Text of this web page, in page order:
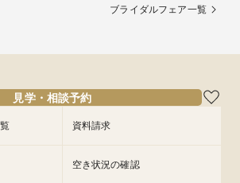
ブライダルフェア一覧
見学・相談予約
資料請求
空き状況の確認